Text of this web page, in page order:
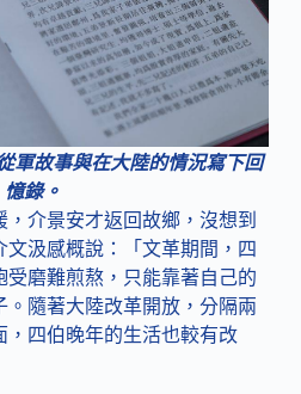
軍故事與在大陸的情況寫下回
憶錄。
介景安才返回故鄉，沒想到
文汲感概說：「文革期間，四
磨難煎熬，只能靠著自己的
隨著大陸改革開放，分隔兩
，四伯晚年的生活也較有改